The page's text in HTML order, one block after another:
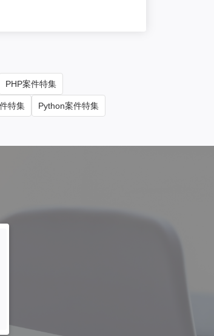
PHP案件特集
特集 Python案件特集